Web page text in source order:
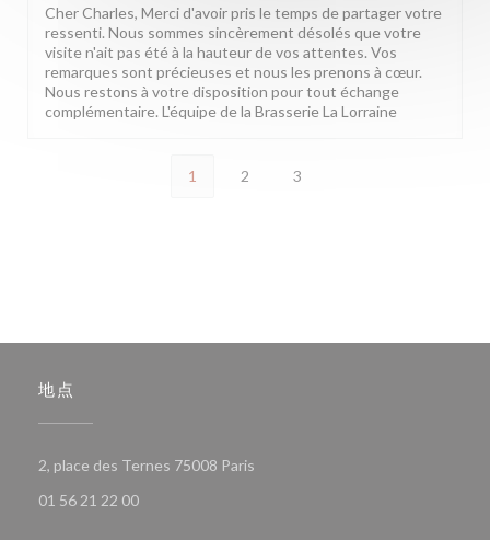
Cher Charles, Merci d'avoir pris le temps de partager votre
ressenti. Nous sommes sincèrement désolés que votre
visite n'ait pas été à la hauteur de vos attentes. Vos
remarques sont précieuses et nous les prenons à cœur.
Nous restons à votre disposition pour tout échange
complémentaire. L'équipe de la Brasserie La Lorraine
1 2 3
地点
2, place des Ternes 75008 Paris
01 56 21 22 00